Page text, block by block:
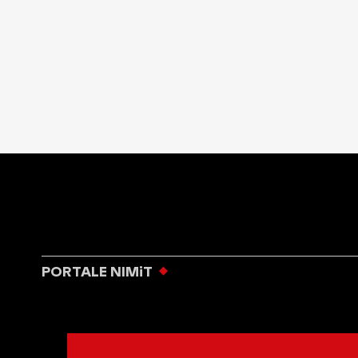
PORTALE NIMiT